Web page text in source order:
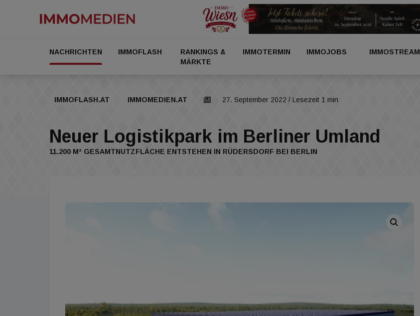
NACHRICHTEN IMMOFLASH
RANKINGS &
MÄRKTE
IMMOTERMIN IMMOJOBS IMMOSTREAM
IMMOFLASH.AT IMMOMEDIEN.AT 27. September 2022 / Lesezeit 1 min
Neuer Logistikpark im Berliner Umland
11.200 M² GESAMTNUTZFLÄCHE ENTSTEHEN IN RÜDERSDORF BEI BERLIN